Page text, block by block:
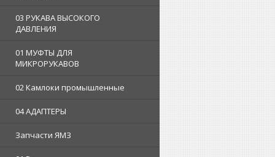
03 РУКАВА ВЫСОКОГО
ДАВЛЕНИЯ
01 МУФТЫ ДЛЯ
МИКРОРУКАВОВ
02 Камлоки промышленные
04 АДАПТЕРЫ
Запчасти ЯМЗ